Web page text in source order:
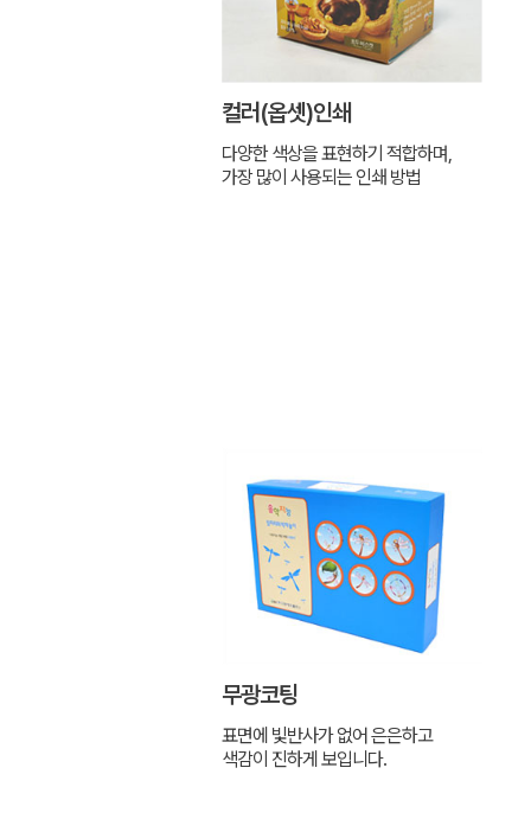
컬러(옵셋)인쇄
다양한 색상을 표현하기 적합하며,
가장 많이 사용되는 인쇄 방법
무광코팅
표면에 빛반사가 없어 은은하고
색감이 진하게 보입니다.